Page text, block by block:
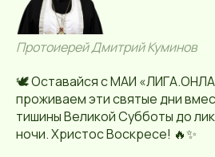
Протоиерей Дмитрий Куминов
🕊️ Оставайся с МАИ
проживаем эти святые дни
тишины Великой Субботы до
ночи. Христос Воскресе! 🔥✨